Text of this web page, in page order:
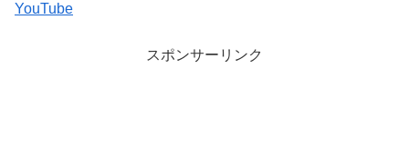
YouTube
スポンサーリンク